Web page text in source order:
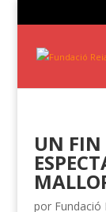
UN FIN
por Fundació